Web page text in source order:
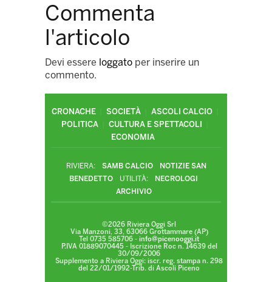
Commenta
l'articolo
Devi essere loggato per inserire un
commento.
CRONACHE SOCIETÀ
ASCOLI CALCIO
POLITICA
CULTURA E SPETTACOLI
ECONOMIA
RIVIERA: SAMB CALCIO
NOTIZIE SAN
BENEDETTO
UTILITÀ:
NECROLOGI
ARCHIVIO
©2026 Riviera Oggi Srl
Via Manzoni, 33, 63066 Grottammare (AP)
Tel 0735 585706 - info@picenooggi.it
P.IVA 01889070445 - Iscrizione Roc n. 14639 del
30/09/2006
Supplemento a Riviera Oggi: iscr. reg. stampa n. 298
del 22/01/1992-Trib. di Ascoli Piceno